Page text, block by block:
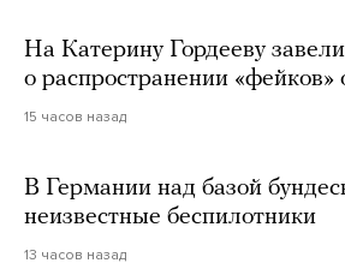
На Катерину Гордееву
о распространении «фейков»
15 часов назад
В Германии над базой
неизвестные беспилотники
13 часов назад